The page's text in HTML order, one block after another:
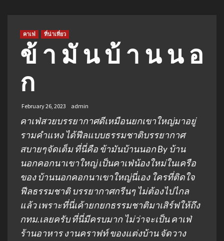
คาเฟ่ ที่น่าเที่ยว
ข้ า มั น บ้ า น น อ
ก
February 26, 2023 admin
คาเฟ่สวยบรรยากาศดีเหมือนยกเขาใหญ่มาอยู่
รามคำแหง ได้ฟีลแบบธรรมชาติบรรยากาศ
สบายๆจัดเต็ม ที่นี่คือ ข้ามันบ้านนอก By บ้าน
นอกคอกนาเขาใหญ่ เป็นคาเฟ่น้องใหม่ในเครือ
ของ บ้านนอกคอกนาเขาใหญ่นี่เอง ใครที่ติดใจ
ฟีลธรรมชาติ บรรยากาศกรีนๆ ไม่ต้องไปไกล
แล้ว เพราะที่นี่เค้ายกยกธรรมชาติมาเสิร์ฟให้ถึง
กทม.เลยครับ ที่นี่มีครบมาก ไม่ว่าจะเป็น คาเฟ่
ร้านอาหาร งานคราฟท์ ของแต่งบ้าน จัดวาง